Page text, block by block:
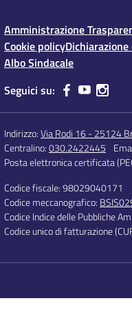
Amministrazione
Cookie policy
Albo Sindacale
Seguici su:
Indirizzo:Via Rodi 16 - 25124
Centralino:030.2422445
Posta elettronica certificata
Codice fiscale: 98029040171
Codice meccanografico:
Codice Indice delle Pubbliche
Codice unico di fatturazione